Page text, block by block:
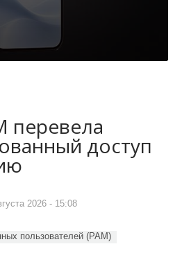
перевела
доступ
2026 - 15:08
пользователей (PAM)